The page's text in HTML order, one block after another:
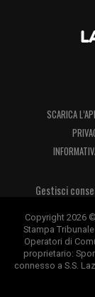
SCARICA
Gestisci
Copyright 2026
Stampa
Operatori di
proprietario:
connesso a S.S.